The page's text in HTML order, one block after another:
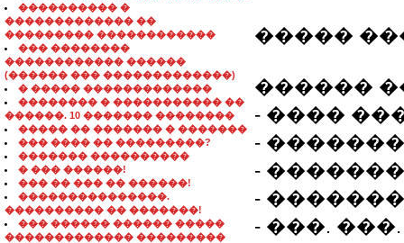
���������� �
������������� ��
��������� ������������
��� ��������
������������ ������
(������ ��� �������������)
� ����� �������������
�������� � ����������� ��
������. 10 ������� ��������
����� �� ������� � �������
��� ���� �� ���������?
������� ����������
� ��� ������!
��� �� ��� �� ������!
���������������.
���������� �� �������!
��� ������ ������ �����
������������� ���������
�����
������
- ����
-
-
-
- ���. ���.